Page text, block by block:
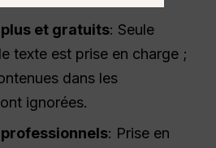
et gratuits: Seule
texte est prise en charge ;
dans les
ignorées.
: Prise en